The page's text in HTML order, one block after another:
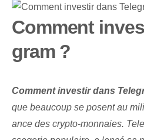
Comment
gram ?
Comment investir dans
que beaucoup se posent au
ance des crypto-monnaies.